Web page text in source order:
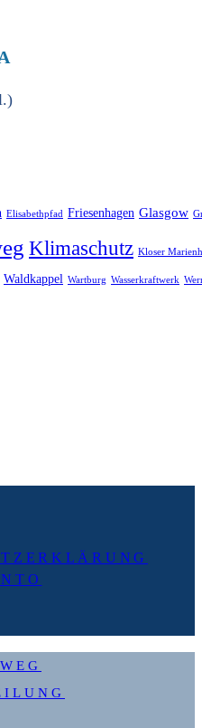
Elisabethpfad Friesenhagen Glasgow
Klimaschutz Kloser
Waldkappel Wartburg Wasserkraftwerk